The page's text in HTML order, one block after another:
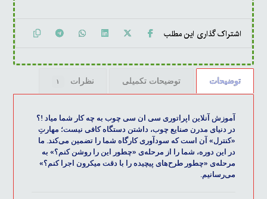
توضیحات توضیحات تکمیلی نظرات ۱
آموزش آنلاین اپراتوری سی ان سی چوب به چه کار شما میاد !؟
در دنیای مدرن صنایع چوب، داشتن دستگاه کافی نیست؛ مهارتِ
«کنترل» آن است که سودآوری کارگاه شما را تضمین می‌کند. ما
در این دوره، شما را از مرحله‌ی «چطور این را روشن کنم؟» به
مرحله‌ی «چطور طرح‌های پیچیده را با دقت میکرون اجرا کنم؟»
می‌رسانیم.